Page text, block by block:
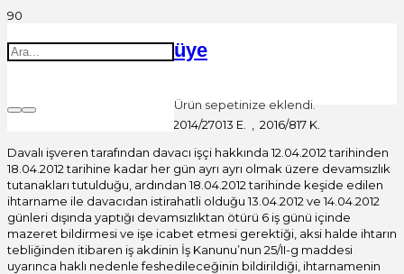
üye
Ürün sepetinize eklendi.
Yargıtay 9. Hukuk Dairesi 2014/27013 E. , 2016/817 K.
Davalı işveren tarafından davacı işçi hakkında 12.04.2012 tarihinden
18.04.2012 tarihine kadar her gün ayrı ayrı olmak üzere devamsızlık
tutanakları tutulduğu, ardından 18.04.2012 tarihinde keşide edilen
ihtarname ile davacıdan istirahatli olduğu 13.04.2012 ve 14.04.2012
günleri dışında yaptığı devamsızlıktan ötürü 6 iş günü içinde
mazeret bildirmesi ve işe icabet etmesi gerektiği, aksi halde ihtarın
tebliğinden itibaren iş akdinin İş Kanunu’nun 25/II-g maddesi
uyarınca haklı nedenle feshedileceğinin bildirildiği, ihtarnamenin